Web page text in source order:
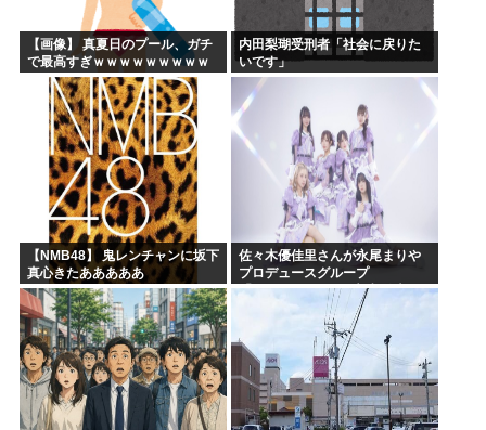
【画像】 真夏日のプール、ガチ
で最高すぎｗｗｗｗｗｗｗｗｗ
内田梨瑚受刑者「社会に戻りた
いです」
【NMB48】 鬼レンチャンに坂下
真心きたあああああ
佐々木優佳里さんが永尾まりや
プロデュースグループ
「WASURENA」に加入発表！
現在のグループと兼任へ【元
AKB48ゆかるん・まりやぎ】